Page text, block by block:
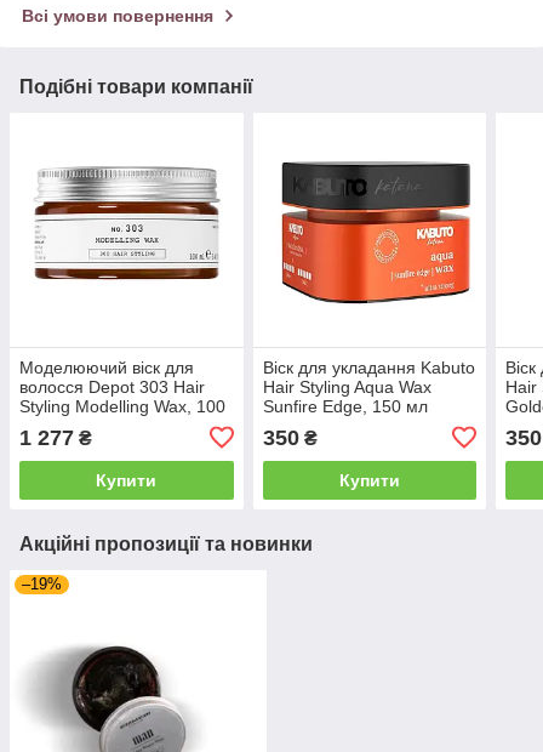
Всі умови повернення
Подібні товари компанії
Моделюючий віск для
волосся Depot 303 Hair
Styling Modelling Wax, 100
1 277 ₴
Купити
Віск для укладання Kabuto
Hair Styling Aqua Wax
Sunfire Edge, 150 мл
350₴
Купити
Hair
350
Акційні пропозиції та новинки
–19%